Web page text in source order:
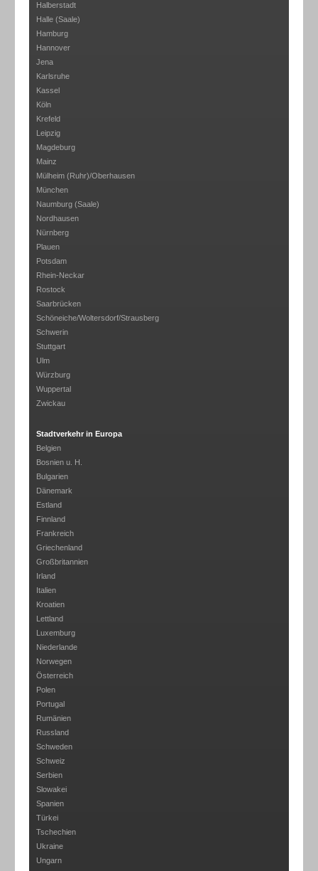
Halberstadt
Halle (Saale)
Hamburg
Hannover
Jena
Karlsruhe
Kassel
Köln
Krefeld
Leipzig
Magdeburg
Mainz
Mülheim (Ruhr)/Oberhausen
München
Naumburg (Saale)
Nordhausen
Nürnberg
Plauen
Potsdam
Rhein-Neckar
Rostock
Saarbrücken
Schöneiche/Woltersdorf/Strausberg
Schwerin
Stuttgart
Ulm
Würzburg
Wuppertal
Zwickau
Stadtverkehr in Europa
Belgien
Bosnien u. H.
Bulgarien
Dänemark
Estland
Finnland
Frankreich
Griechenland
Großbritannien
Irland
Italien
Kroatien
Lettland
Luxemburg
Niederlande
Norwegen
Österreich
Polen
Portugal
Rumänien
Russland
Schweden
Schweiz
Serbien
Slowakei
Spanien
Türkei
Tschechien
Ukraine
Ungarn